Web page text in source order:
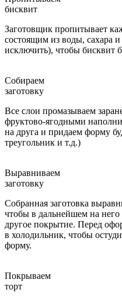
бисквит
Заготовщик пропитывает
состоящим из воды, сахара
исключить), чтобы бисквит
Собираем
заготовку
Все слои промазываем
фруктово-ягодными
на друга и придаем форму
треугольник и т.д.)
Выравниваем
заготовку
Собранная заготовка
чтобы в дальнейшем на
другое покрытие. Перед
в холодильник, чтобы
форму.
Покрываем
торт